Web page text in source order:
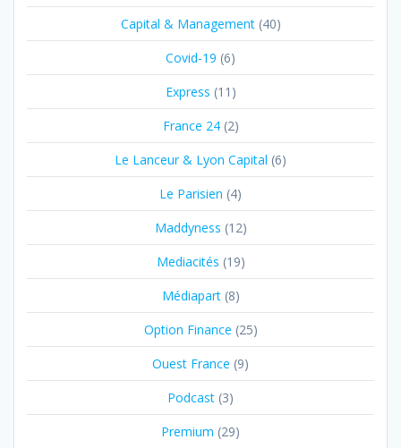
Capital & Management(40)
Covid-19 (6)
Express (11)
France 24(2)
Le Lanceur & Lyon Capital (6)
Le Parisien (4)
Maddyness (12)
Mediacités (19)
Médiapart(8)
Option Finance (25)
Ouest France (9)
Podcast (3)
Premium (29)